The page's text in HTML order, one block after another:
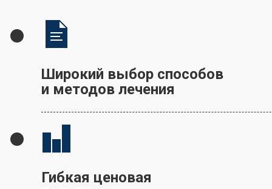
Широкий выбор способов
и методов лечения
Гибкая ценовая